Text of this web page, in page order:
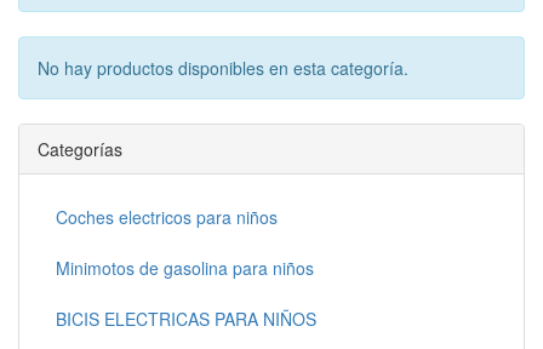
No hay productos disponibles en esta categoría.
Categorías
Coches electricos para niños
Minimotos de gasolina para niños
BICIS ELECTRICAS PARA NIÑOS